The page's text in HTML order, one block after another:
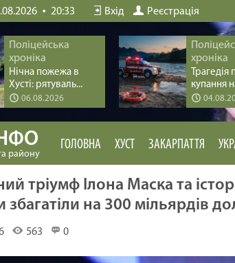
20:33 Вхід Реєстрація
Поліцейська
хроніка
Нічна пожежа в
Хусті: рятуваль...
06.08.2026
хроніка
Трагедія
купання
району
ГОЛОВНА ХУСТ ЗАКАРПАТТЯ
тріумф Ілона Маска та
збагатіли на 300 мільярдів
563 0